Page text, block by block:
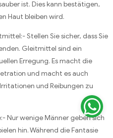
ist. Dies kann bestätigen,
Haut bleiben wird.
Stellen Sie sicher, dass Sie
Gleitmittel sind ein
Erregung. Es macht die
und macht es auch
und Reibungen zu
Nur wenige Männer geben sich
hin. Während die Fantasie